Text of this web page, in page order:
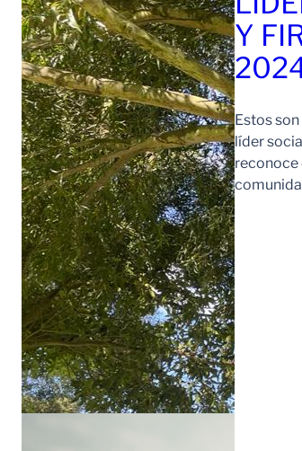
Y
Estos
líder
reconoce